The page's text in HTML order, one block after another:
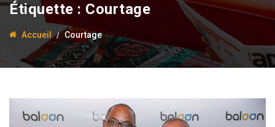
Étiquette : Courtage
Accueil Courtage